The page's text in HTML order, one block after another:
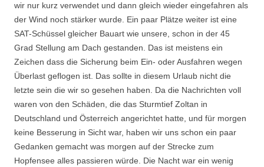
wir nur kurz verwendet und dann gleich wieder eingefahren als
der Wind noch stärker wurde. Ein paar Plätze weiter ist eine
SAT-Schüssel gleicher Bauart wie unsere, schon in der 45
Grad Stellung am Dach gestanden. Das ist meistens ein
Zeichen dass die Sicherung beim Ein- oder Ausfahren wegen
Überlast geflogen ist. Das sollte in diesem Urlaub nicht die
letzte sein die wir so gesehen haben. Da die Nachrichten voll
waren von den Schäden, die das Sturmtief Zoltan in
Deutschland und Österreich angerichtet hatte, und für morgen
keine Besserung in Sicht war, haben wir uns schon ein paar
Gedanken gemacht was morgen auf der Strecke zum
Hopfensee alles passieren würde. Die Nacht war ein wenig